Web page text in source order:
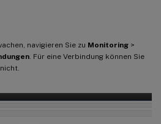
navigieren Sie zu Monitoring >
. Für eine Verbindung können Sie